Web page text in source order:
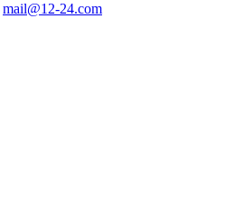
mail@12-24.com